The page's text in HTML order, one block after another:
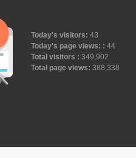
Today's visitors: 43
Today's page views: : 44
Total visitors : 349,902
Total page views: 388,338